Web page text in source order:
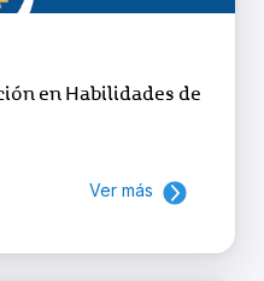
en Habilidades de
Ver más